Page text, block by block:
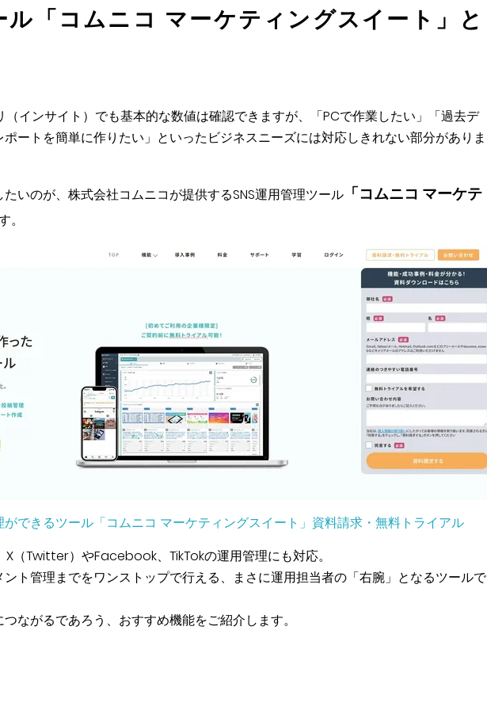
ル「コムニコ マーケティングスイート」と
インサイト）でも基本的な数値は確認できますが、「PCで作業したい」「過去デ
ートを簡単に作りたい」といったビジネスニーズには対応しきれない部分がありま
いのが、株式会社コムニコが提供するSNS運用管理ツール 「コムニコ マーケテ
。
できるツール「コムニコ マーケティングスイート」資料請求・無料トライアル
（Twitter）やFacebook、TikTokの運用管理にも対応。
ト管理までをワンストップで行える、まさに運用担当者の「右腕」となるツールで
ながるであろう、おすすめ機能をご紹介します。